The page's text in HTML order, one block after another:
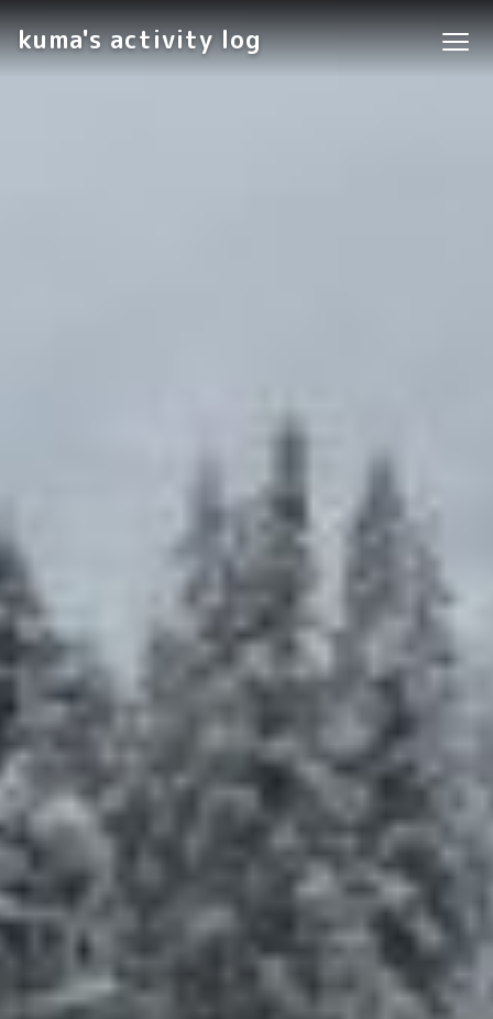
kuma's activity log